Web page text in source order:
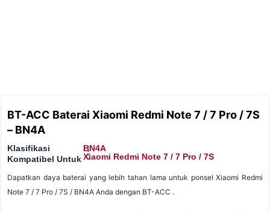
BT-ACC Baterai Xiaomi Redmi Note 7 / 7 Pro / 7S
– BN4A
Klasifikasi
Kompatibel Untuk
:
:
BN4A
Xiaomi Redmi Note 7 / 7 Pro / 7S
Dapatkan daya baterai yang lebih tahan lama untuk ponsel Xiaomi Redmi
Note 7 / 7 Pro / 7S / BN4A Anda dengan BT-ACC .